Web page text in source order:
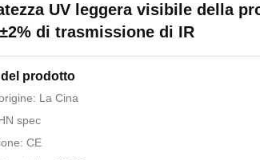
UV leggera visibile della
di trasmissione di IR
del prodotto
La Cina
spec
CE